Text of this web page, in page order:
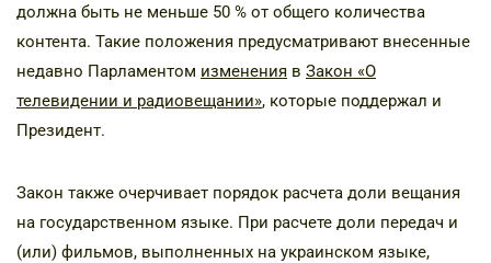
должна быть не меньше 50 % от общего количества
контента. Такие положения предусматривают внесенные
недавно Парламентом изменения в Закон «О
телевидении и радиовещании», которые поддержал и
Президент.
Закон также очерчивает порядок расчета доли вещания
на государственном языке. При расчете доли передач и
(или) фильмов, выполненных на украинском языке,